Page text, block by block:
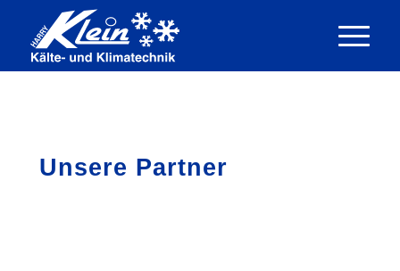
Unsere Partner